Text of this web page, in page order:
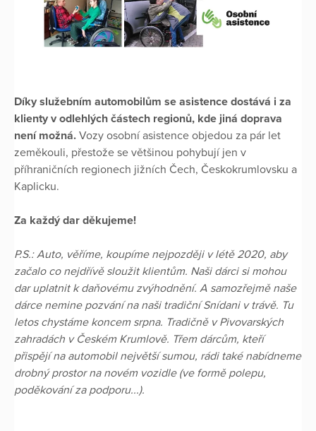
Díky služebním automobilům se asistence dostává i za
klienty v odlehlých částech regionů, kde jiná doprava
není možná. Vozy osobní asistence objedou za pár let
zeměkouli, přestože se většinou pohybují jen v
příhraničních regionech jižních Čech, Českokrumlovsku a
Kaplicku.
Za každý dar děkujeme!
P.S.: Auto, věříme, koupíme nejpozději v létě 2020, aby
začalo co nejdřívě sloužit klientům. Naši dárci si mohou
dar uplatnit k daňovému zvýhodnění. A samozřejmě naše
dárce nemine pozvání na naši tradiční Snídani v trávě. Tu
letos chystáme koncem srpna. Tradičně v Pivovarských
zahradách v Českém Krumlově. Třem dárcům, kteří
přispějí na automobil největší sumou, rádi také nabídneme
drobný prostor na novém vozidle (ve formě polepu,
poděkování za podporu...).